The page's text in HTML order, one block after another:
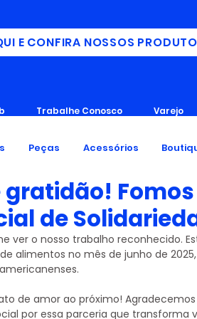
E CONFIRA NOSSOS
Trabalhe Conosco Varejo
Peças Acessórios
gratidão!
de
ver o nosso trabalho reconhecido.
alimentos no mês de junho de
de amor ao próximo!
por essa parceria que transforma